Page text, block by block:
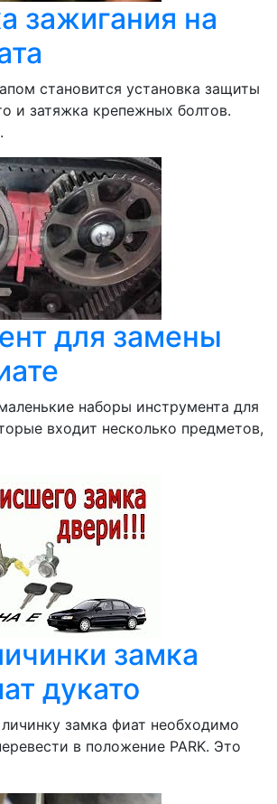
зажигания на
становится установка защиты
и затяжка крепежных болтов.
для замены
наборы инструмента для
входит несколько предметов,
замка
дукато
замка фиат необходимо
в положение PARK. Это